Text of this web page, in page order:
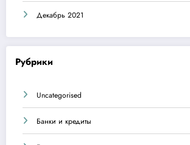
Декабрь 2021
Рубрики
Uncategorised
Банки и кредиты